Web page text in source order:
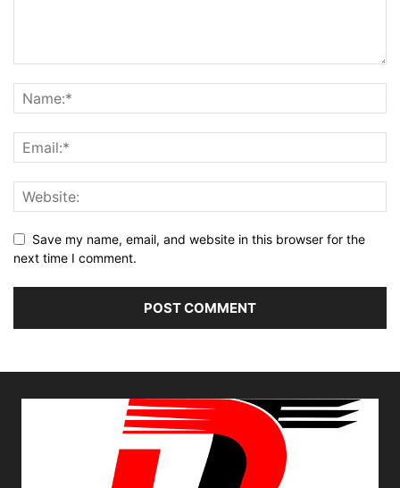
Save my name, email, and website in this browser for the
next time I comment.